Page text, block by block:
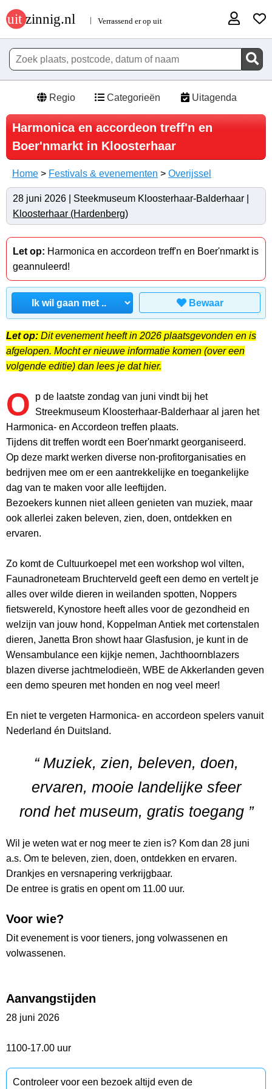
Regio Categorieën Uitagenda
Harmonica en accordeon treff'n en
Boer'nmarkt in Kloosterhaar
Home > Festivals & evenementen > Overijssel
28 juni 2026 | Steekmuseum Kloosterhaar-Balderhaar |
Kloosterhaar (Hardenberg)
Let op: Harmonica en accordeon treff'n en Boer'nmarkt is
geannuleerd!
Bewaar
Let op: Dit evenement heeft in 2026 plaatsgevonden en is
afgelopen. Mocht er nieuwe informatie komen (over een
volgende editie) dan lees je dat hier.
O
p de laatste zondag van juni vindt bij het
Streekmuseum Kloosterhaar-Balderhaar al jaren het
Harmonica- en Accordeon treffen plaats.
Tijdens dit treffen wordt een Boer'nmarkt georganiseerd.
Op deze markt werken diverse non-profitorganisaties en
bedrijven mee om er een aantrekkelijke en toegankelijke
dag van te maken voor alle leeftijden.
Bezoekers kunnen niet alleen genieten van muziek, maar
ook allerlei zaken beleven, zien, doen, ontdekken en
ervaren.
Zo komt de Cultuurkoepel met een workshop wol vilten,
Faunadroneteam Bruchterveld geeft een demo en vertelt je
alles over wilde dieren in weilanden spotten, Noppers
fietswereld, Kynostore heeft alles voor de gezondheid en
welzijn van jouw hond, Koppelman Antiek met cortenstalen
dieren, Janetta Bron showt haar Glasfusion, je kunt in de
Wensambulance een kijkje nemen, Jachthoornblazers
blazen diverse jachtmelodieën, WBE de Akkerlanden geven
een demo speuren met honden en nog veel meer!
En niet te vergeten Harmonica- en accordeon spelers vanuit
Nederland én Duitsland.
“ Muziek, zien, beleven, doen,
ervaren, mooie landelijke sfeer
rond het museum, gratis toegang ”
Wil je weten wat er nog meer te zien is? Kom dan 28 juni
a.s. Om te beleven, zien, doen, ontdekken en ervaren.
Drankjes en versnapering verkrijgbaar.
De entree is gratis en opent om 11.00 uur.
Voor wie?
Dit evenement is voor tieners, jong volwassenen en
volwassenen.
Aanvangstijden
28 juni 2026
1100-17.00 uur
Controleer voor een bezoek altijd even de